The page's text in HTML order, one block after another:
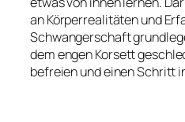
an Körperrealitäten und
Schwangerschaft
dem engen Korsett
befreien und einen Schritt